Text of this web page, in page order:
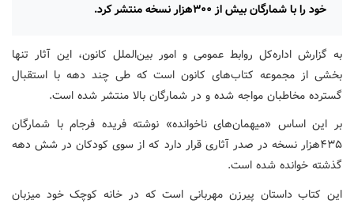
خود را با شمارگان بیش از ۳۰۰هزار نسخه منتشر کرد.
به گزارش اداره‌کل روابط عمومی و امور بین‌الملل کانون، این آثار تنها
بخشی از مجموعه کتاب‌های کانون است که طی چند دهه با استقبال
گسترده مخاطبان مواجه شده و در شمارگان بالا منتشر شده است.
بر این اساس «میهمان‌های ناخوانده» نوشته فریده فرجام با شمارگان
۴۳۵هزار نسخه در صدر آثاری قرار دارد که از سوی کودکان در شش دهه
گذشته خوانده شده است.
این کتاب داستان پیرزن مهربانی است که در خانه کوچک خود میزبان